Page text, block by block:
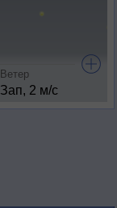
Ветер
Зап, 2 м/с